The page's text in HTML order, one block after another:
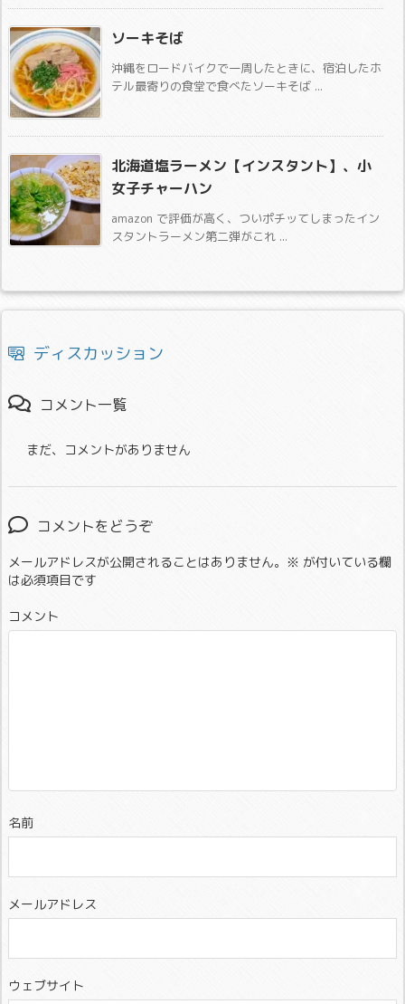
ソーキそば
沖縄をロードバイクで一周したときに、宿泊したホ
テル最寄りの食堂で食べたソーキそば ...
北海道塩ラーメン【インスタント】、小
女子チャーハン
amazon で評価が高く、ついポチッてしまったイン
スタントラーメン第二弾がこれ ...
ディスカッション
コメント一覧
まだ、コメントがありません
コメントをどうぞ
メールアドレスが公開されることはありません。 ※ が付いている欄
は必須項目です
コメント
名前
メールアドレス
ウェブサイト